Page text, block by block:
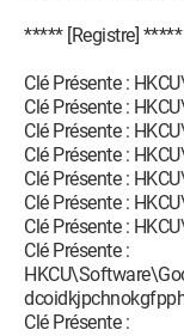
***** [Registre] *****
Clé Présente :
Clé Présente :
Clé Présente :
Clé Présente :
Clé Présente :
Clé Présente :
Clé Présente :
Clé Présente :
Clé Présente :